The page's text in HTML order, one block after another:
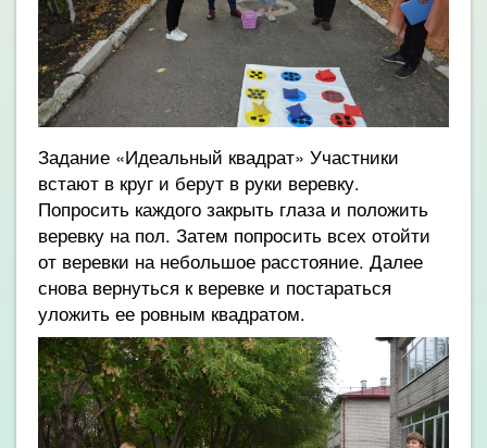
Задание «Идеальный квадрат» Участники
встают в круг и берут в руки веревку.
Попросить каждого закрыть глаза и положить
веревку на пол. Затем попросить всех отойти
от веревки на небольшое расстояние. Далее
снова вернуться к веревке и постараться
уложить ее ровным квадратом.